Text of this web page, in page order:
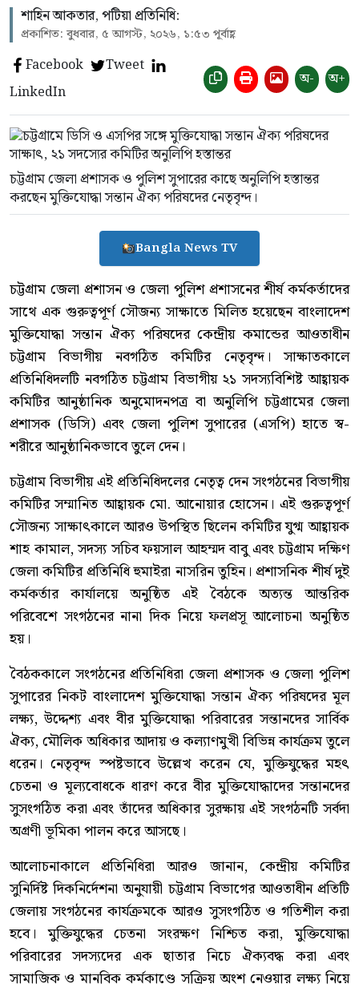
শাহিন আকতার, পটিয়া প্রতিনিধি:
প্রকাশিত: বুধবার, ৫ আগস্ট, ২০২৬, ১:৫৩ পূর্বাহ্ণ
Facebook
Tweet
LinkedIn
অ- অ+
চট্টগ্রাম জেলা প্রশাসক ও পুলিশ সুপারের কাছে অনুলিপি হস্তান্তর
করছেন মুক্তিযোদ্ধা সন্তান ঐক্য পরিষদের নেতৃবৃন্দ।
Bangla News TV
চট্টগ্রাম জেলা প্রশাসন ও জেলা পুলিশ প্রশাসনের শীর্ষ কর্মকর্তাদের
সাথে এক গুরুত্বপূর্ণ সৌজন্য সাক্ষাতে মিলিত হয়েছেন বাংলাদেশ
মুক্তিযোদ্ধা সন্তান ঐক্য পরিষদের কেন্দ্রীয় কমান্ডের আওতাধীন
চট্টগ্রাম বিভাগীয় নবগঠিত কমিটির নেতৃবৃন্দ। সাক্ষাতকালে
প্রতিনিধিদলটি নবগঠিত চট্টগ্রাম বিভাগীয় ২১ সদস্যবিশিষ্ট আহ্বায়ক
কমিটির আনুষ্ঠানিক অনুমোদনপত্র বা অনুলিপি চট্টগ্রামের জেলা
প্রশাসক (ডিসি) এবং জেলা পুলিশ সুপারের (এসপি) হাতে স্ব-
শরীরে আনুষ্ঠানিকভাবে তুলে দেন।
চট্টগ্রাম বিভাগীয় এই প্রতিনিধিদলের নেতৃত্ব দেন সংগঠনের বিভাগীয়
কমিটির সম্মানিত আহ্বায়ক মো. আনোয়ার হোসেন। এই গুরুত্বপূর্ণ
সৌজন্য সাক্ষাৎকালে আরও উপস্থিত ছিলেন কমিটির যুগ্ম আহ্বায়ক
শাহ কামাল, সদস্য সচিব ফয়সাল আহম্মদ বাবু এবং চট্টগ্রাম দক্ষিণ
জেলা কমিটির প্রতিনিধি হুমাইরা নাসরিন তুহিন। প্রশাসনিক শীর্ষ দুই
কর্মকর্তার কার্যালয়ে অনুষ্ঠিত এই বৈঠকে অত্যন্ত আন্তরিক
পরিবেশে সংগঠনের নানা দিক নিয়ে ফলপ্রসূ আলোচনা অনুষ্ঠিত
হয়।
বৈঠককালে সংগঠনের প্রতিনিধিরা জেলা প্রশাসক ও জেলা পুলিশ
সুপারের নিকট বাংলাদেশ মুক্তিযোদ্ধা সন্তান ঐক্য পরিষদের মূল
লক্ষ্য, উদ্দেশ্য এবং বীর মুক্তিযোদ্ধা পরিবারের সন্তানদের সার্বিক
ঐক্য, মৌলিক অধিকার আদায় ও কল্যাণমুখী বিভিন্ন কার্যক্রম তুলে
ধরেন। নেতৃবৃন্দ স্পষ্টভাবে উল্লেখ করেন যে, মুক্তিযুদ্ধের মহৎ
চেতনা ও মূল্যবোধকে ধারণ করে বীর মুক্তিযোদ্ধাদের সন্তানদের
সুসংগঠিত করা এবং তাঁদের অধিকার সুরক্ষায় এই সংগঠনটি সর্বদা
অগ্রণী ভূমিকা পালন করে আসছে।
আলোচনাকালে প্রতিনিধিরা আরও জানান, কেন্দ্রীয় কমিটির
সুনির্দিষ্ট দিকনির্দেশনা অনুযায়ী চট্টগ্রাম বিভাগের আওতাধীন প্রতিটি
জেলায় সংগঠনের কার্যক্রমকে আরও সুসংগঠিত ও গতিশীল করা
হবে। মুক্তিযুদ্ধের চেতনা সংরক্ষণ নিশ্চিত করা, মুক্তিযোদ্ধা
পরিবারের সদস্যদের এক ছাতার নিচে ঐক্যবদ্ধ করা এবং
সামাজিক ও মানবিক কর্মকাণ্ডে সক্রিয় অংশ নেওয়ার লক্ষ্য নিয়ে